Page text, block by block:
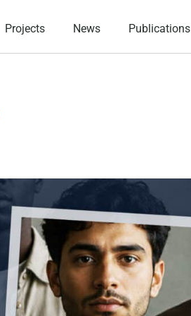
Projects News Publications